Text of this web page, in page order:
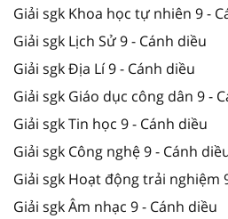
Giải sgk Khoa học tự nhiên 9 -
Giải sgk Lịch Sử 9 - Cánh diều
Giải sgk Địa Lí 9 - Cánh diều
Giải sgk Giáo dục công dân 9 -
Giải sgk Tin học 9 - Cánh diều
Giải sgk Công nghệ 9 - Cánh
Giải sgk Hoạt động trải nghiệm
Giải sgk Âm nhạc 9 - Cánh diều